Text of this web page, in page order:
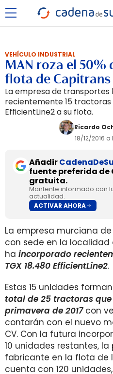
VEHÍCULO INDUSTRIAL
MAN roza el 50%
flota de Capitrans
La empresa de
recientemente 15 tractoras
EfficientLine2 a su flota.
Ricardo
18/12/2016 a
Añadir
fuente preferida de
gratuita.
Mantente informado con
actualidad.
ACTIVAR AHORA
La empresa murciana
con sede en la localidad
ha incorporado
TGX 18.480 EfficientLine2.
Estas 15 unidades
total de 25 tractoras
primavera de 2017con
contarán con el nuevo
CV. Con la futura
10 unidades restantes,
fabricante en la flota de
cuenta con 120 unidades,